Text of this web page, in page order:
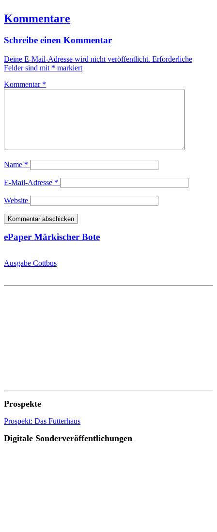
Kommentare
Schreibe einen Kommentar
Deine E-Mail-Adresse wird nicht veröffentlicht. Erforderliche
Felder sind mit * markiert
Kommentar *
Name *
E-Mail-Adresse *
Website
ePaper Märkischer Bote
Ausgabe Cottbus
Prospekte
Prospekt: Das Futterhaus
Digitale Sonderveröffentlichungen